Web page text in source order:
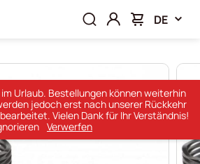
DE
Urlaub. Bestellungen können weiterhin
jedoch erst nach unserer Rückkehr
Vielen Dank für Ihr Verständnis!
Verwerfen